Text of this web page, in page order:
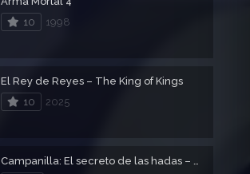
10
1998
El Rey de Reyes – The King of Kings
10
2025
Campanilla: El secreto de las hadas – Tinker bell y el secreto de las hadas – Tinkerbell